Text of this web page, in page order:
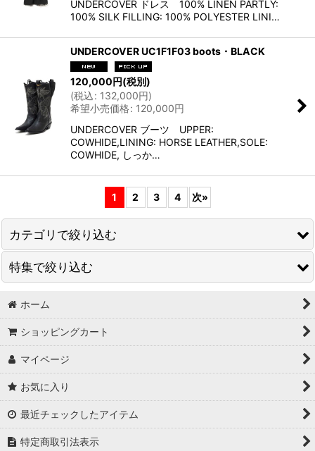
UNDERCOVER ドレス 100% LINEN PARTLY:
100% SILK FILLING: 100% POLYESTER LINI…
UNDERCOVER UC1F1F03 boots・BLACK
120,000円(税別)
(税込: 132,000円)
希望小売価格: 120,000円
UNDERCOVER ブーツ UPPER:
COWHIDE,LINING: HORSE LEATHER,SOLE:
COWHIDE, しっか…
1 2 3 4 次»
カテゴリで絞り込む
ANNDEMEULEMEESTER
ANTHEM A
AXIS
bal
beauty・beast
BELPER
特集で絞り込む
Tシャツ
シャツ
ニット/セーター
スウェット/トレーナー
ホーム
ショッピングカート
マイページ
お気に入り
最近チェックしたアイテム
特定商取引法表示